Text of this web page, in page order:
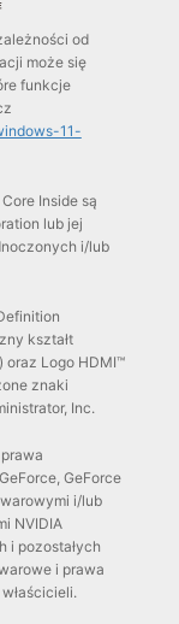
od
może się
funkcje
11-
Inside są
lub jej
i/lub
kształt
oraz Logo HDMI™
znaki
Inc.
GeForce
i/lub
NVIDIA
i pozostałych
i prawa